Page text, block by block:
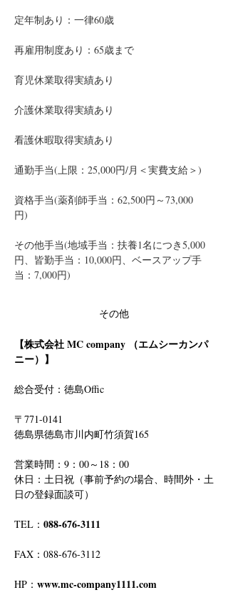
定年制あり：一律60歳
再雇用制度あり：65歳まで
育児休業取得実績あり
介護休業取得実績あり
看護休暇取得実績あり
通勤手当(上限：25,000円/月＜実費支給＞)
資格手当(薬剤師手当：62,500円～73,000
円)
その他手当(地域手当：扶養1名につき5,000
円、皆勤手当：10,000円、ベースアップ手
当：7,000円)
その他
【株式会社 MC company （エムシーカンパ
ニー）】
総合受付：徳島Offic
〒771-0141
徳島県徳島市川内町竹須賀165
営業時間：9：00～18：00
休日：土日祝（事前予約の場合、時間外・土
日の登録面談可）
TEL： 088-676-3111
FAX：088-676-3112
HP： www.mc-company1111.com